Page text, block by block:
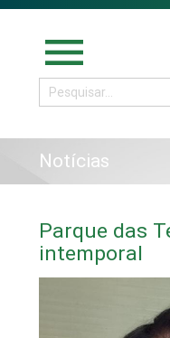
menu
Notícias
Parque das
intemporal